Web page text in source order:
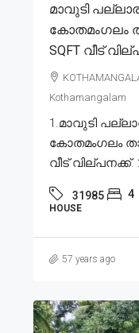
മാവുടി
കോതമംഗലം
SQFT വീട്
Kothamangalam
1.മാവുടി
കോതമംഗലം
വീട് വില്പനക്ക്.
31985 4
HOUSE
57 years ago